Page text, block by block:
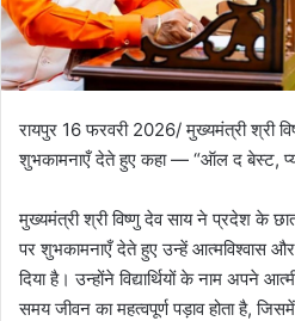
रायपुर 16 फरवरी 2026/ मुख्यमंत्री श्री
शुभकामनाएँ देते हुए कहा — “ऑल द बेस्ट,
मुख्यमंत्री श्री विष्णु देव साय ने प्रदेश के
पर शुभकामनाएँ देते हुए उन्हें आत्मविश्वास
दिया है। उन्होंने विद्यार्थियों के नाम अपने
समय जीवन का महत्वपूर्ण पड़ाव होता है,